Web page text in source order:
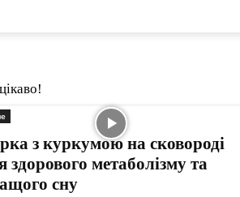
з куркумою на сковороді
здорового метаболізму та
сну